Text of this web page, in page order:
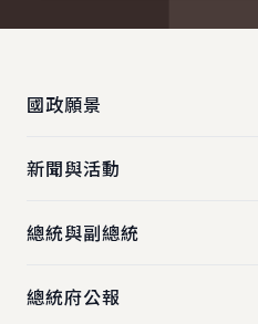
國政願景
新聞與活動
總統與副總統
總統府公報